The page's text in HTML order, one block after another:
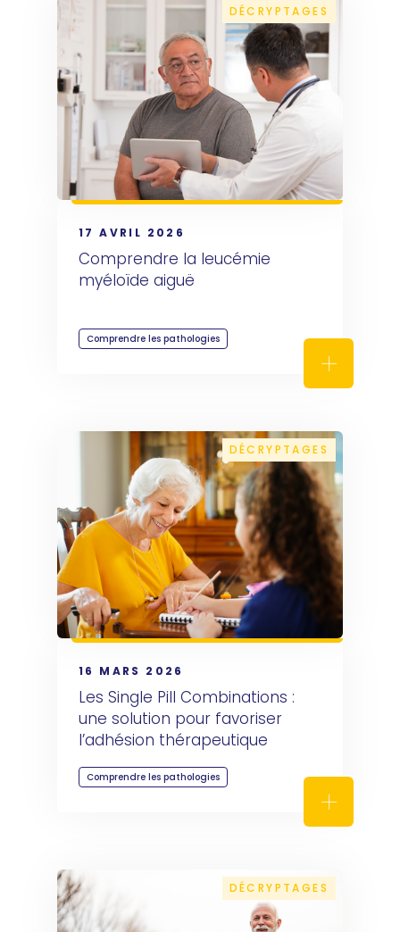
DÉCRYPTAGES
17 AVRIL 2026
Comprendre la leucémie
myéloïde aiguë
Comprendre les pathologies
DÉCRYPTAGES
16 MARS 2026
Les Single Pill Combinations :
une solution pour favoriser
l’adhésion thérapeutique
Comprendre les pathologies
Les
DÉCRYPTAGES